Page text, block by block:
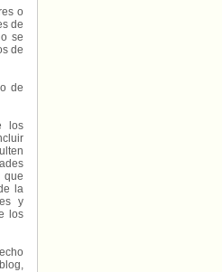
o
de
se
de
de
los
que
la
y
los